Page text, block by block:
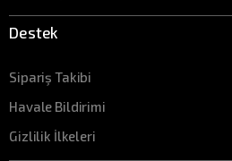
Destek
Sipariş Takibi
Havale Bildirimi
Gizlilik İlkeleri